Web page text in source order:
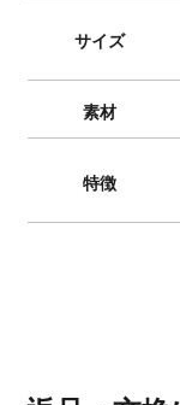
サイズ
素材
特徴